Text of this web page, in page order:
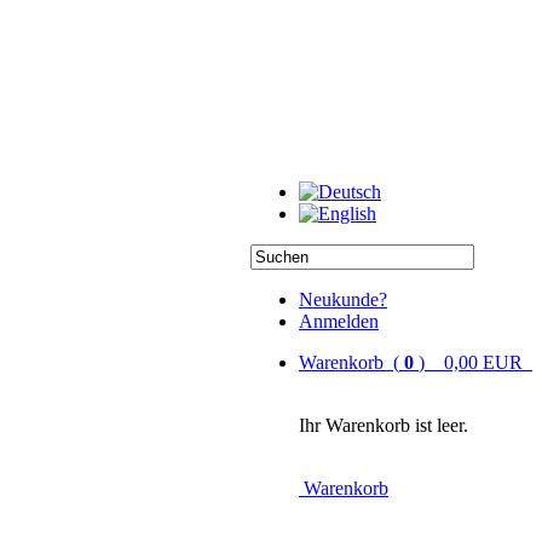
Neukunde?
Anmelden
Warenkorb ( 0 ) 0,00 EUR
Ihr Warenkorb ist leer.
Warenkorb